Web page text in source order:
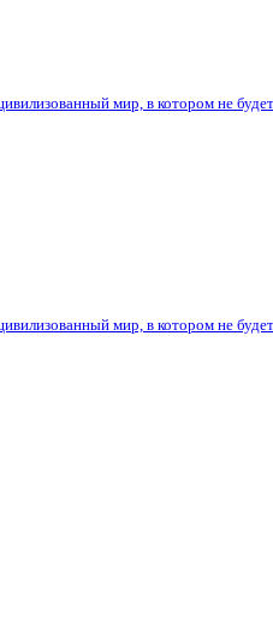
мир, в котором не
мир, в котором не